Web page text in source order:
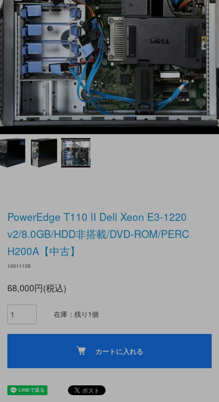
PowerEdge T110 II Dell Xeon E3-1220
v2/8.0GB/HDD非搭載/DVD-ROM/PERC
H200A【中古】
10011105
68,000円(税込)
在庫：残り1個
カートに入れる